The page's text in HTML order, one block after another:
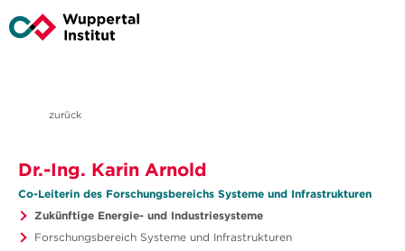
zurück
Dr.-Ing. Karin Arnold
Co-Leiterin des Forschungsbereichs Systeme und Infrastrukturen
Zukünftige Energie- und Industriesysteme
Forschungsbereich Systeme und Infrastrukturen